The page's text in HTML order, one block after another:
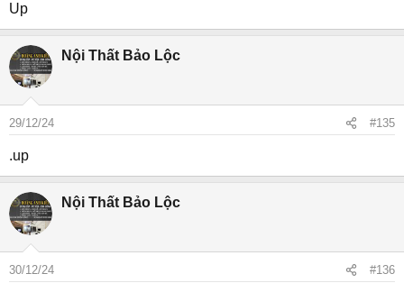
Up
Nội Thất Bảo Lộc
29/12/24 #135
.up
Nội Thất Bảo Lộc
30/12/24 #136